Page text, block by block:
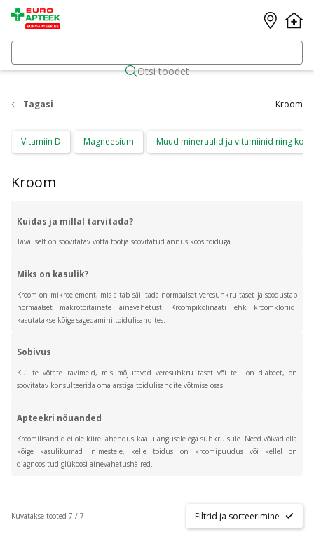
Otsi toodet
Tagasi Kroom
Vitamiin D Magneesium Muud mineraalid ja vitamiinid ning
Kroom
Kuidas ja millal tarvitada?
Tavaliselt on soovitatav võtta tootja soovitatud annus koos toiduga.
Miks on kasulik?
Kroom on mikroelement, mis aitab säilitada normaalset veresuhkru taset ja soodustab
normaalset makrotoitainete ainevahetust.
Kroompikolinaati ehk kroomkloriidi
kasutatakse kõige sagedamini toidulisandites.
Sobivus
Kui te võtate ravimeid, mis mõjutavad veresuhkru taset või teil on diabeet, on
soovitatav konsulteerida oma arstiga toidulisandite võtmise osas.
Apteekri nõuanded
Kroomilisandid ei ole kiire lahendus kaalulangusele ega suhkruisule. Need võivad olla
kõige kasulikumad inimestele, kelle toidus on kroomipuudus või kellel on
diagnoositud glükoosi ainevahetushäired.
Kuvatakse tooted 7 / 7 Filtrid ja sorteerimine